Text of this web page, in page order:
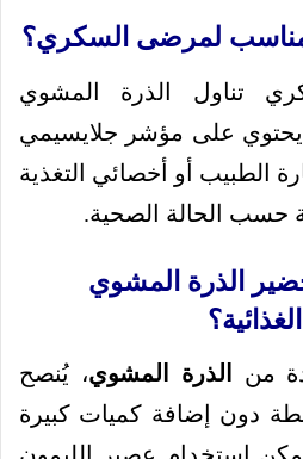
لمرضى السكري؟
تناول الذرة المشوي
يحتوي على مؤشر جلايسيمي
الطبيب أو أخصائي التغذية
حسب الحالة الصحية.
الذرة المشوي
من الذرة المشوي، يُنصح
دون إضافة كميات كبيرة